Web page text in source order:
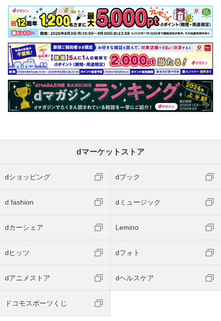
dマーケットストア
dショッピング dブック
d fashion dミュージック
dカーシェア Lemino
dヒッツ dフォト
dアニメストア dヘルスケア
ドコモスポーツくじ